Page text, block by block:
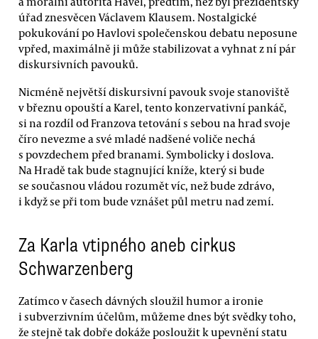
úřad znesvěcen Václavem Klausem. Nostalgické
pokukování po Havlovi společenskou debatu neposune
vpřed, maximálně ji může stabilizovat a vyhnat z ní pár
diskursivních pavouků.
Nicméně největší diskursivní pavouk svoje stanoviště
v březnu opouští a Karel, tento konzervativní pankáč,
si na rozdíl od Franzova tetování s sebou na hrad svoje
číro nevezme a své mladé nadšené voliče nechá
s povzdechem před branami. Symbolicky i doslova.
Na Hradě tak bude stagnující kníže, který si bude
se současnou vládou rozumět víc, než bude zdrávo,
i když se při tom bude vznášet půl metru nad zemí.
Za Karla vtipného aneb cirkus
Schwarzenberg
Zatímco v časech dávných sloužil humor a ironie
i subverzivním účelům, můžeme dnes být svědky toho,
že stejně tak dobře dokáže posloužit k upevnění statu